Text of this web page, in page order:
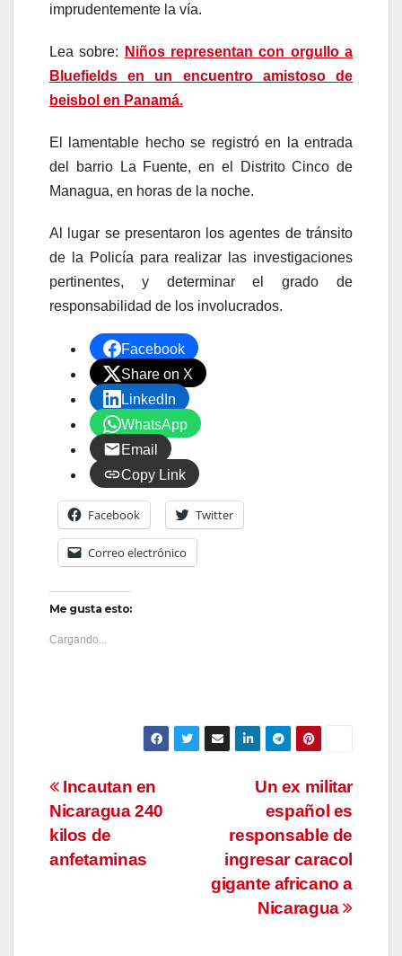
imprudentemente la vía.
Lea sobre:
Niños representan con orgullo a
Bluefields en un encuentro amistoso de
beisbol en Panamá.
El lamentable hecho se registró en la entrada
del barrio La Fuente, en el Distrito Cinco de
Managua, en horas de la noche.
Al lugar se presentaron los agentes de tránsito
de la Policía para realizar las investigaciones
pertinentes, y determinar el grado de
responsabilidad de los involucrados.
Facebook
Share on X
LinkedIn
WhatsApp
Email
Copy Link
Facebook Twitter
Correo electrónico
Me gusta esto:
Cargando...
Navegación
de
entradas
Un ex militar
español es
responsable de
ingresar caracol
gigante africano a
Nicaragua
Incautan en
Nicaragua 240
kilos de
anfetaminas